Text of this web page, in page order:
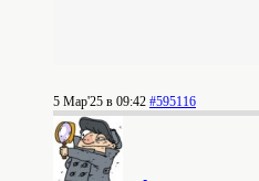
5 Мар'25 в 09:42 #595116